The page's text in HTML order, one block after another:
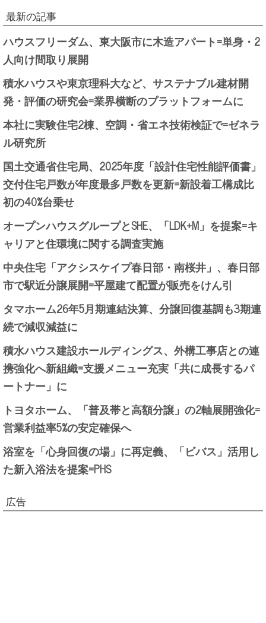
最新の記事
ハウスフリーダム、東大阪市に木造アパート=単身・2
人向け間取り展開
積水ハウスや東京理科大など、サステナブル建材開
発・評価の研究会=業界横断のプラットフォームに
本社に実験住宅2棟、空調・省エネ技術検証で=ゼネラ
ル研究所
国土交通省住宅局、2025年度「設計住宅性能評価書」
交付住宅戸数が年度最多戸数を更新=新設着工構成比
初の40%台乗せ
オープンハウスグループとSHE、「LDK+M」を提案=キ
ャリアと住環境に関する調査実施
中央住宅「アクシスケイプ春日部・南桜井」、春日部
市で駅近分譲展開=平屋建て配置が販売をけん引
タマホーム26年5月期連結決算、分譲回復基調も3期連
続で減収減益に
積水ハウス建設ホールディングス、外構工事店との連
携強化へ新組織=支援メニュー充実「共に成長するパ
ートナー」に
トヨタホーム、「普及帯と高額分譲」の2軸展開強化=
営業利益率5%の安定確保へ
浴室を「心身回復の場」に再定義、「ビバス」活用し
た新入浴法を提案=PHS
広告